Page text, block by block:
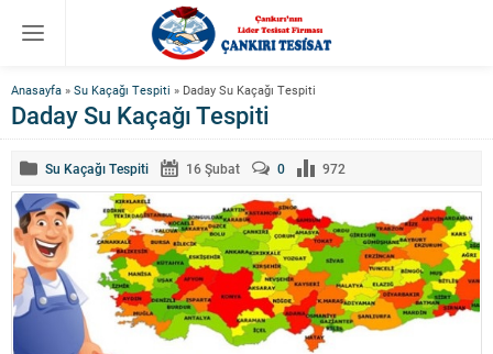
Anasayfa » Su Kaçağı Tespiti » Daday Su Kaçağı Tespiti
Daday Su Kaçağı Tespiti
Su Kaçağı Tespiti 16 Şubat 0 972